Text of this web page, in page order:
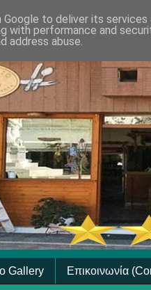
Gallery Επικοινωνία
to deliver its
with performance and
address abuse.